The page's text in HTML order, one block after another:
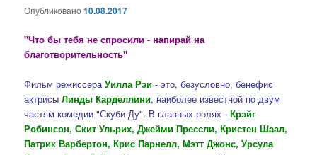
Опубликовано10.08.2017
"Что бы тебя не спросили - напирай на
благотворительность"
Фильм режиссераУилла Рэи - это, безусловно, бенефис
актрисыЛинды Карделлини, наиболее известной по двум
частям комедии "Скуби-Ду". В главных ролях - Крэйг
Робинсон, Скит Ульрих, Джейми Прессли, Кристен Шаал,
Патрик Варбертон, Крис Парнелл, Мэтт Джонс, Урсула